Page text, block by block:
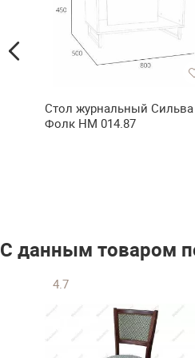
Стол журнальный Сильва
Фолк НМ 014.87
С данным товаром
4.7